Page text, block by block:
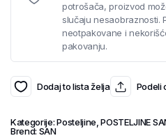
potrošača, proizvod
slučaju nesaobraznosti.
neotpakovane i
pakovanju.
Dodaj to lista želja Podeli
Kategorije:Posteljine ,POSTELJINE
Brend: SAN